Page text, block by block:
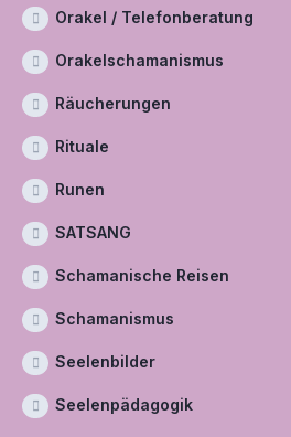
Orakel / Telefonberatung
Orakelschamanismus
Räucherungen
Rituale
Runen
SATSANG
Schamanische Reisen
Schamanismus
Seelenbilder
Seelenpädagogik